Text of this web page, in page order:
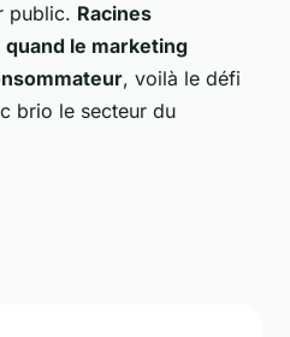
public. Racines
le marketing
, voilà le défi
brio le secteur du